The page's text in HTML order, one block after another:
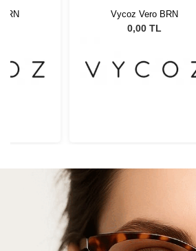
Vycoz Vero BRN
0,00 TL